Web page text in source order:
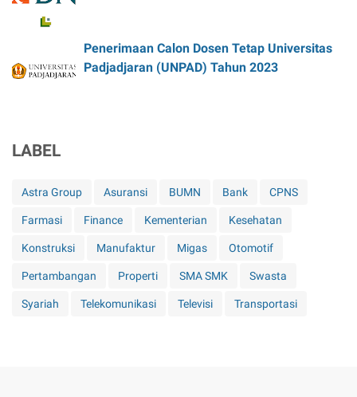
Penerimaan Calon Dosen Tetap Universitas
Padjadjaran (UNPAD) Tahun 2023
LABEL
Astra Group Asuransi BUMN Bank CPNS
Farmasi Finance Kementerian Kesehatan
Konstruksi Manufaktur Migas Otomotif
Pertambangan Properti SMA SMK Swasta
Syariah Telekomunikasi Televisi Transportasi